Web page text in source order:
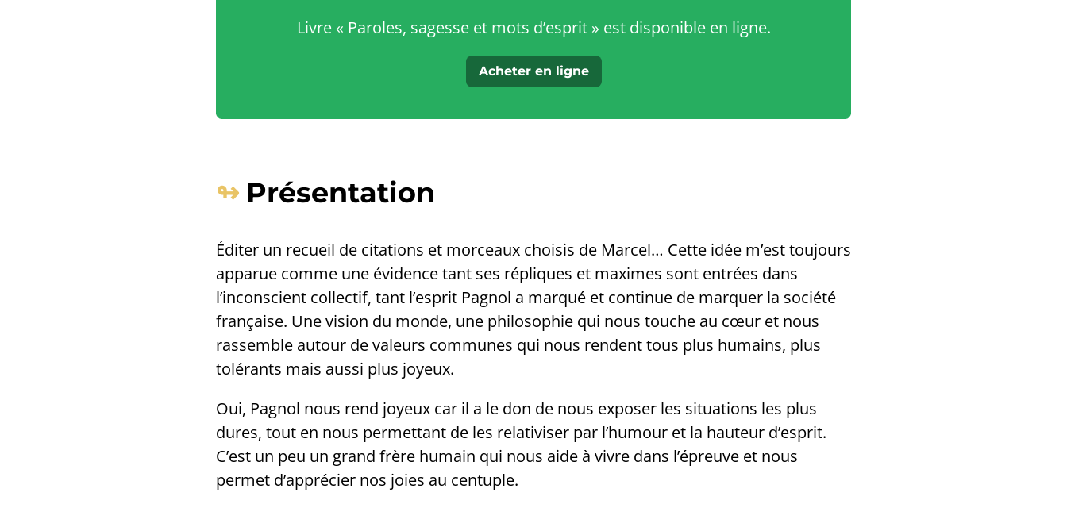
Livre « Paroles, sagesse et mots d’esprit » est disponible en ligne.
Acheter en ligne
Présentation
Éditer un recueil de citations et morceaux choisis de Marcel… Cette idée m’est toujours
apparue comme une évidence tant ses répliques et maximes sont entrées dans
l’inconscient collectif, tant l’esprit Pagnol a marqué et continue de marquer la société
française. Une vision du monde, une philosophie qui nous touche au cœur et nous
rassemble autour de valeurs communes qui nous rendent tous plus humains, plus
tolérants mais aussi plus joyeux.
Oui, Pagnol nous rend joyeux car il a le don de nous exposer les situations les plus
dures, tout en nous permettant de les relativiser par l’humour et la hauteur d’esprit.
C’est un peu un grand frère humain qui nous aide à vivre dans l’épreuve et nous
permet d’apprécier nos joies au centuple.